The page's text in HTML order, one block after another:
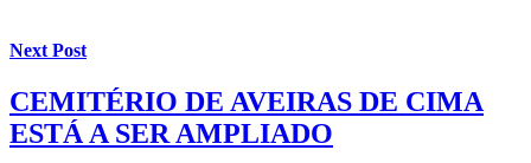
Next Post
CEMITÉRIO DE AVEIRAS DE CIMA
ESTÁ A SER AMPLIADO